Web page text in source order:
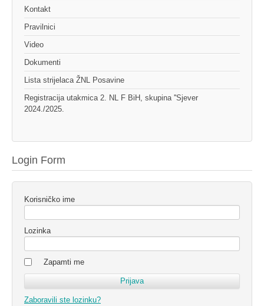
Kontakt
Pravilnici
Video
Dokumenti
Lista strijelaca ŽNL Posavine
Registracija utakmica 2. NL F BiH, skupina ''Sjever
2024./2025.
Login Form
Korisničko ime
Lozinka
Zapamti me
Zaboravili ste lozinku?